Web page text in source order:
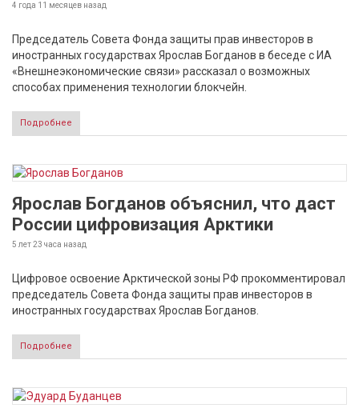
4 года 11 месяцев назад
Председатель Совета Фонда защиты прав инвесторов в
иностранных государствах Ярослав Богданов в беседе с ИА
«Внешнеэкономические связи» рассказал о возможных
способах применения технологии блокчейн.
Подробнее
Ярослав Богданов объяснил, что даст
России цифровизация Арктики
5 лет 23 часа назад
Цифровое освоение Арктической зоны РФ прокомментировал
председатель Совета Фонда защиты прав инвесторов в
иностранных государствах Ярослав Богданов.
Подробнее